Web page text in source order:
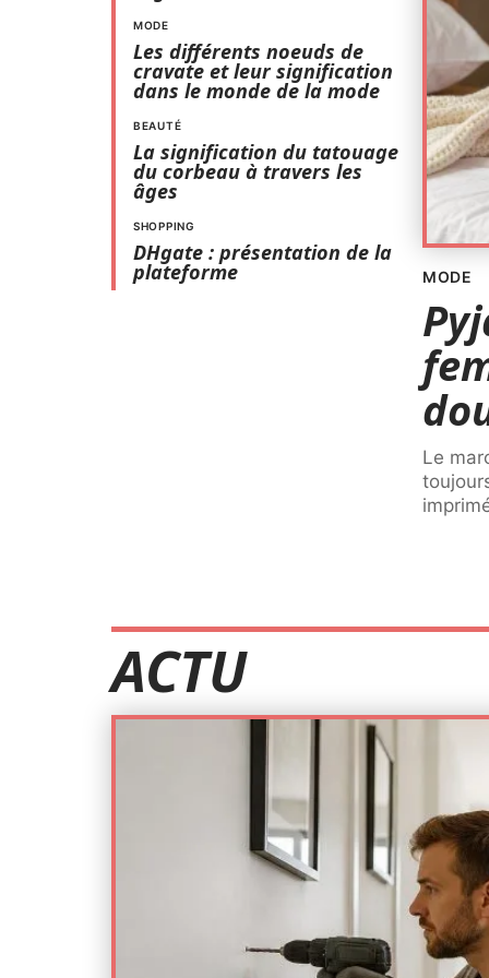
MODE
Les différents noeuds de
cravate et leur signification
dans le monde de la mode
BEAUTÉ
La signification du tatouage
du corbeau à travers les
âges
SHOPPING
DHgate : présentation de la
plateforme MODE
Le
ACTU